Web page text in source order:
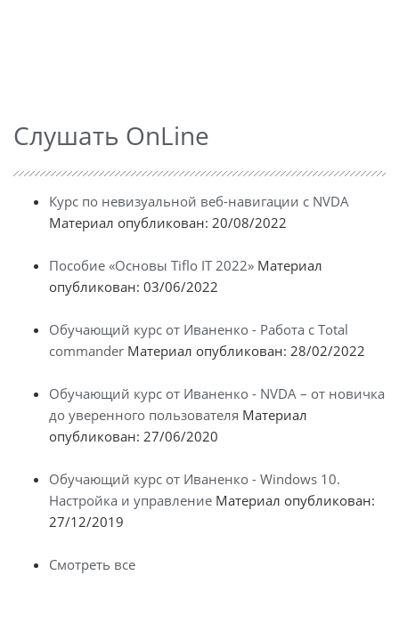
Слушать OnLine
Курс по невизуальной веб-навигации с NVDA
Материал опубликован: 20/08/2022
Пособие «Основы Tiflo IT 2022» Материал
опубликован: 03/06/2022
Обучающий курс от Иваненко - Работа с Total
commander Материал опубликован: 28/02/2022
Обучающий курс от Иваненко - NVDA – от новичка
до уверенного пользователя Материал
опубликован: 27/06/2020
Обучающий курс от Иваненко - Windows 10.
Настройка и управление Материал опубликован:
27/12/2019
Смотреть все